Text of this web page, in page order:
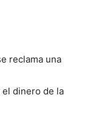
reclama una
el dinero de la